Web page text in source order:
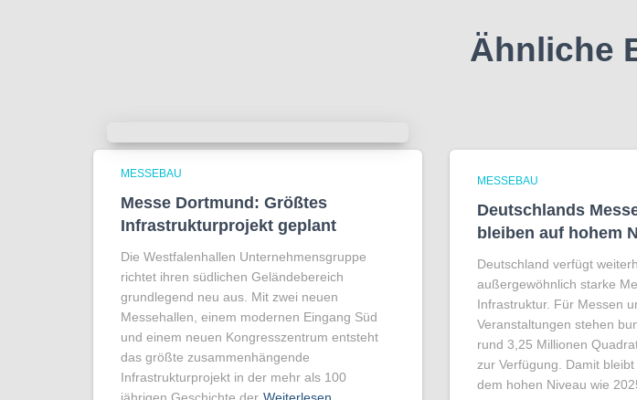
Ähnliche
MESSEBAU
Messe Dortmund: Größtes
Infrastrukturprojekt geplant
Die Westfalenhallen Unternehmensgruppe
richtet ihren südlichen Geländebereich
grundlegend neu aus. Mit zwei neuen
Messehallen, einem modernen Eingang Süd
und einem neuen Kongresszentrum entsteht
das größte zusammenhängende
Infrastrukturprojekt in der mehr als 100
MESSEBAU
Deutschlands
bleiben auf hohem
Deutschland verfügt
außergewöhnlich starke
Infrastruktur. Für Messen
Veranstaltungen stehen
rund 3,25 Millionen
zur Verfügung. Damit
dem hohen Niveau wie